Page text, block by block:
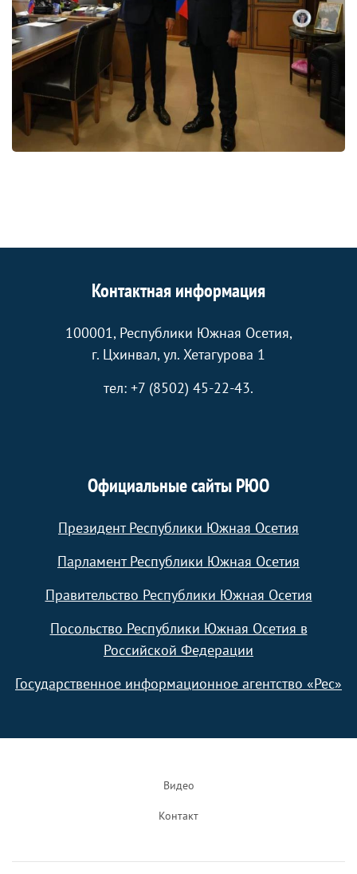
Контактная информация
100001, Республики Южная Осетия,
г. Цхинвал, ул. Хетагурова 1
тел: +7 (8502) 45-22-43.
Официальные сайты РЮО
Президент Республики Южная Осетия
Парламент Республики Южная Осетия
Правительство Республики Южная Осетия
Посольство Республики Южная Осетия в
Российской Федерации
Государственное информационное агентство «Рес»
Видео
Контакт